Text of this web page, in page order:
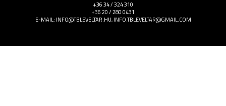
+36 34 / 324 310
+36 20 / 280 0431
E-MAIL: INFO@TBLEVELTAR.HU, INFO.TBLEVELTAR@GMAIL.COM